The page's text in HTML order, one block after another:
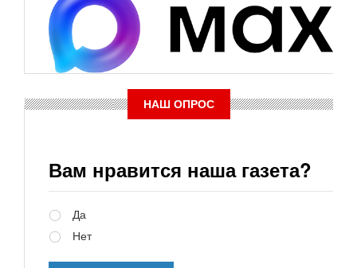
НАШ ОПРОС
Вам нравится наша газета?
Да
Нет